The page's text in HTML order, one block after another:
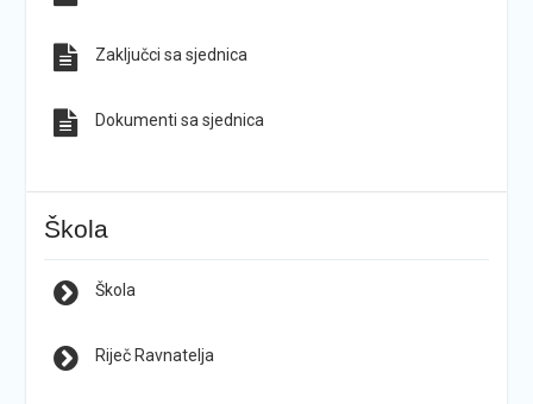
Zaključci sa sjednica
Dokumenti sa sjednica
Škola
Škola
Riječ Ravnatelja